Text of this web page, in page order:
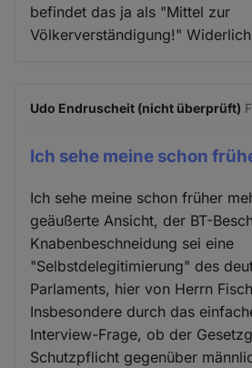
befindet das ja als "Mittel zur
Völkerverständigung!"
Udo Endruscheit (nicht überprüft)
Ich sehe meine schon
Ich sehe meine schon früher
geäußerte Ansicht, der BT-
Knabenbeschneidung sei eine
"Selbstdelegitimierung" des
Parlaments, hier von Herrn
Insbesondere durch das
Interview-Frage, ob der
Schutzpflicht gegenüber